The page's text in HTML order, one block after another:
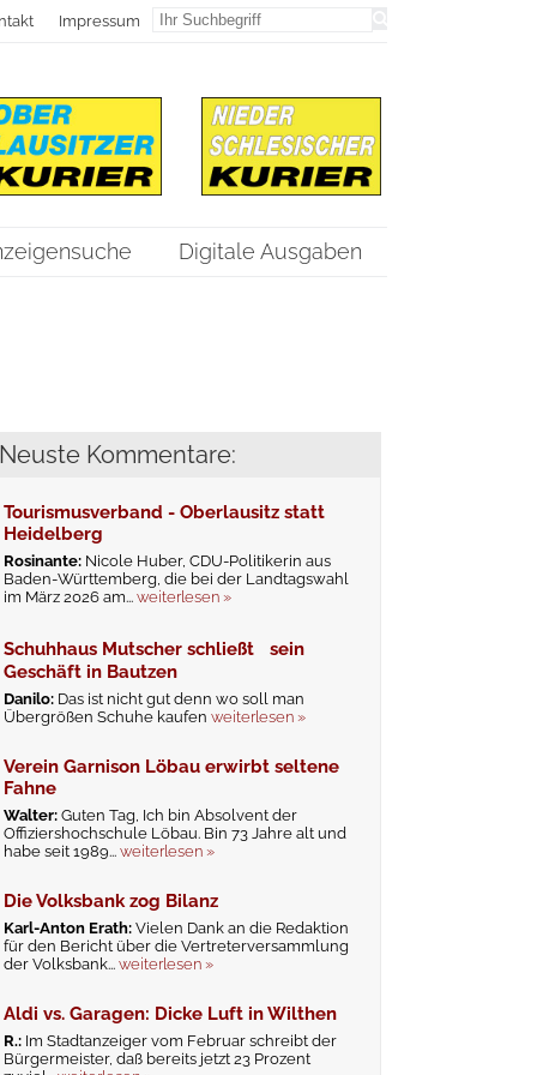
Impressum
Digitale Ausgaben
Neuste Kommentare:
Tourismusverband - Oberlausitz statt
Heidelberg
Rosinante: Nicole Huber, CDU-Politikerin aus
Baden-Württemberg, die bei der Landtagswahl
im März 2026 am...weiterlesen »
Schuhhaus Mutscher schließt sein
Geschäft in Bautzen
Danilo: Das ist nicht gut denn wo soll man
Übergrößen Schuhe kaufenweiterlesen »
Verein Garnison Löbau erwirbt seltene
Fahne
Walter:Guten Tag, Ich bin Absolvent der
Offiziershochschule Löbau. Bin 73 Jahre alt und
habe seit 1989...weiterlesen »
Die Volksbank zog Bilanz
Karl-Anton Erath:Vielen Dank an die Redaktion
für den Bericht über die Vertreterversammlung
der Volksbank...weiterlesen »
Aldi vs. Garagen: Dicke Luft in Wilthen
R.: Im Stadtanzeiger vom Februar schreibt der
Bürgermeister, daß bereits jetzt 23 Prozent